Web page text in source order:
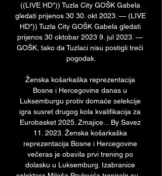
((LIVE HD*)) Tuzla City GOŠK Gabela
gledati prijenos 30 30. okt 2023. — (LIVE
HD*)) Tuzla City GOŠK Gabela gledati
prijenos 30 oktobar 2023 9. jul 2023. —
GOŠK, tako da Tuzlaci nisu postigli treći
pogodak.
Ženska košarkaška reprezentacija
Bosne i Hercegovine danas u
Luksemburgu protiv domaće selekcije
igra susret drugog kola kvalifikacija za
Eurobasket 2025. Zmajice... By Savez
11. 2023. Ženska košarkaška
reprezentacija Bosne i Hercegovine
večeras je obavila prvi trening po
dolasku u Luksemburg. Izabranice